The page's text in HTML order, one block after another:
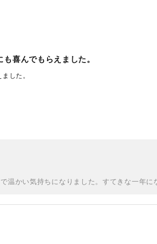
喜んでもらえました。
した。
かい気持ちになりました。すてきな一年に